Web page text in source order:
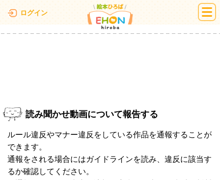
ログイン 絵本ひろば
読み聞かせ動画について報告する
ルール違反やマナー違反をしている作品を通報することが
できます。
通報をされる場合にはガイドラインを読み、違反に該当す
るか確認してください。